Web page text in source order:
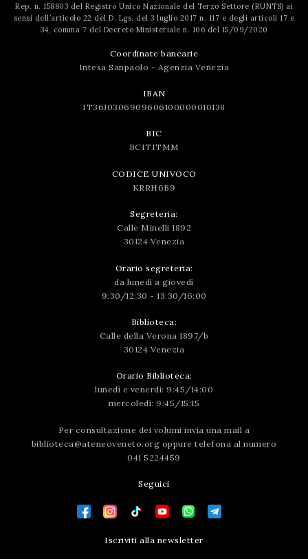
Rep. n. 158803 del Registro Unico Nazionale del Terzo Settore (RUNTS) ai
sensi dell’articolo 22 del D. Lgs. del 3 luglio 2017 n. 117 e degli articoli 17 e
34, comma 7 del Decreto Ministeriale n. 106 del 15/09/2020
Coordinate bancarie
Intesa Sanpaolo - Agenzia Venezia
IBAN
IT36J0306909606100000010138
BIC
BCITITMM
CODICE UNIVOCO
KRRH6B9
Segreteria:
Calle Minelli 1892
30124 Venezia
Orario segreteria:
da lunedì a giovedì
9:30/12:30 - 13:30/16:00
Biblioteca:
Calle della Verona 1897/b
30124 Venezia
Orario Biblioteca:
lunedì e venerdì: 9:45/14:00
mercoledì: 9:45/15:15
Per consultazione dei volumi invia una mail a
biblioteca@ateneoveneto.org oppure telefona al numero
041 5224459
Seguici
Iscriviti alla newsletter